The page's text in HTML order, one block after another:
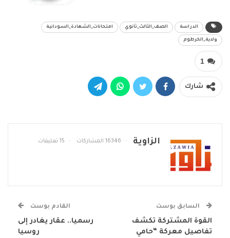
الدراسة الصف_الثالث_ثانوي امتحانات_الشهادة_السودانية
ولاية_الخرطوم
1
شارك
الزاوية 16346 المشاركات 15 تعليقات
السابق بوست
القوة المشتركة تكشف
تفاصيل معركة “حامي
القادم بوست
رسميا.. عقار يغادر إلى
روسيا